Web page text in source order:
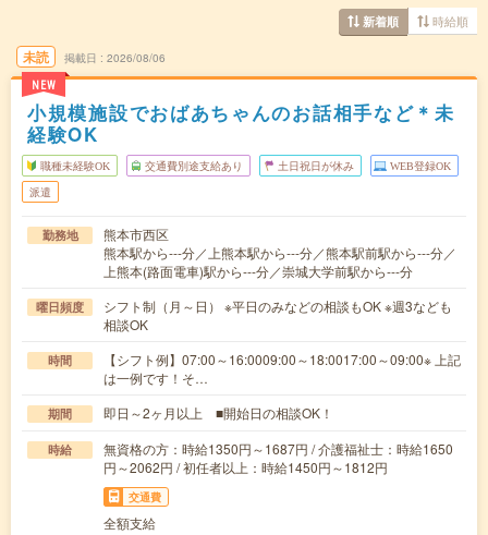
新着順 時給順
未読
NEW
掲載日 2026/08/06
小規模施設でおばあちゃんのお話相手など＊未
経験OK
職種未経験OK 交通費別途支給あり 土日祝日が休み WEB登録OK
派遣
勤務地
熊本市西区
熊本駅から---分／上熊本駅から---分／熊本駅前駅から---分／
上熊本(路面電車)駅から---分／崇城大学前駅から---分
曜日頻度
シフト制（月～日） ※平日のみなどの相談もOK ※週3なども
相談OK
時間
【シフト例】07:00～16:0009:00～18:0017:00～09:00※ 上記
は一例です！そ…
期間 即日～2ヶ月以上 ■開始日の相談OK！
時給
無資格の方：時給1350円～1687円 / 介護福祉士：時給1650
円～2062円 / 初任者以上：時給1450円～1812円
交通費
全額支給